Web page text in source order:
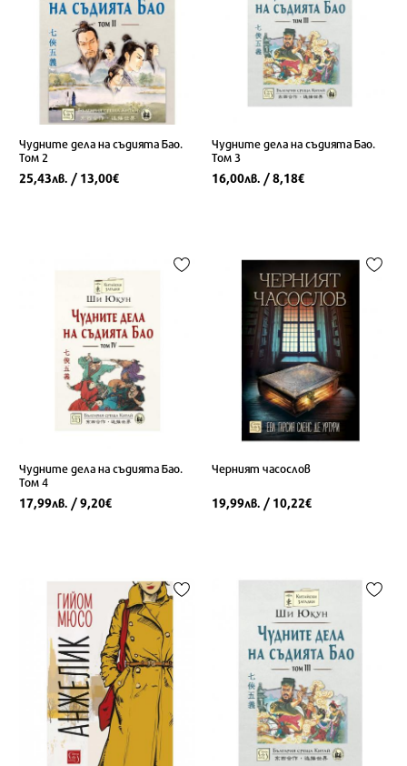
Чудните дела на съдията Бао.
Том 2
25,43лв. / 13,00€
Чудните дела на съдията Бао.
Том 3
16,00лв. / 8,18€
Чудните дела на съдията Бао.
Том 4
17,99лв. / 9,20€
Черният часослов
19,99лв. / 10,22€